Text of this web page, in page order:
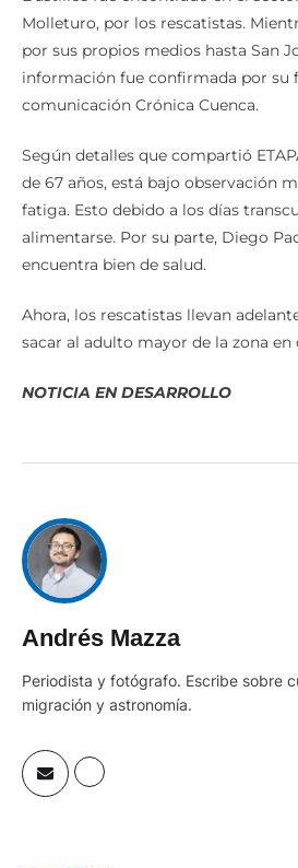
Molleturo, por los rescatistas.
por sus propios medios hasta San
información fue confirmada por su
comunicación Crónica Cuenca.
Según detalles que compartió
de 67 años, está bajo observación
fatiga. Esto debido a los días
alimentarse. Por su parte, Diego
encuentra bien de salud.
Ahora, los rescatistas llevan
sacar al adulto mayor de la zona en
NOTICIA EN DESARROLLO
Andrés Mazza
Periodista y fotógrafo. Escribe sobre
migración y astronomía.